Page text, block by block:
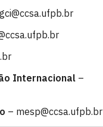
Internacional –
– mesp@ccsa.ufpb.br